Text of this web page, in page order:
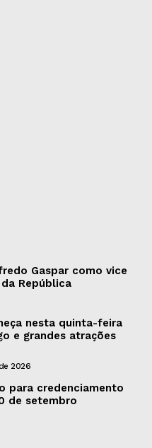
Gaspar como vice
República
nesta quinta-feira
e grandes atrações
2026
para credenciamento
de setembro